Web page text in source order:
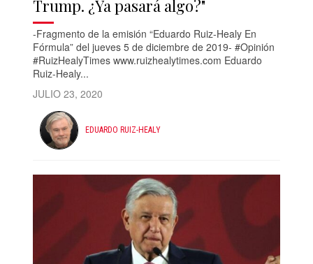
Trump. ¿Ya pasará algo?"
-Fragmento de la emisión “Eduardo Ruiz-Healy En
Fórmula” del jueves 5 de diciembre de 2019- #Opinión
#RuizHealyTimes www.ruizhealytimes.com Eduardo
Ruiz-Healy...
JULIO 23, 2020
EDUARDO RUIZ-HEALY